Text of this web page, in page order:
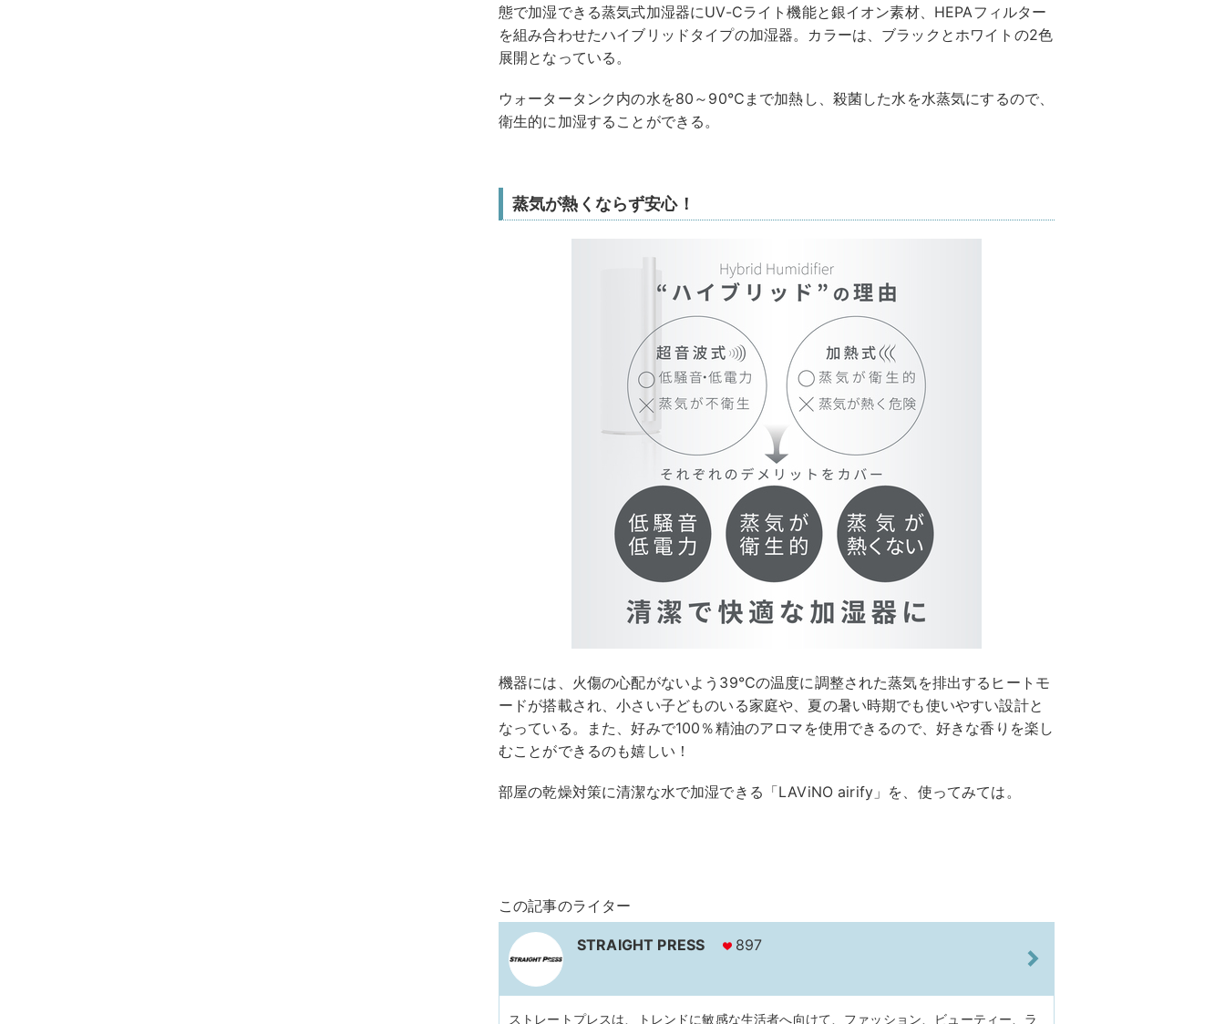
態で加湿できる蒸気式加湿器にUV-Cライト機能と銀イオン素材、HEPAフィルター
を組み合わせたハイブリッドタイプの加湿器。カラーは、ブラックとホワイトの2色
展開となっている。
ウォータータンク内の水を80～90℃まで加熱し、殺菌した水を水蒸気にするので、
衛生的に加湿することができる。
蒸気が熱くならず安心！
機器には、火傷の心配がないよう39℃の温度に調整された蒸気を排出するヒートモ
ードが搭載され、小さい子どものいる家庭や、夏の暑い時期でも使いやすい設計と
なっている。また、好みで100％精油のアロマを使用できるので、好きな香りを楽し
むことができるのも嬉しい！
部屋の乾燥対策に清潔な水で加湿できる「LAViNO airify」を、使ってみては。
この記事のライター
STRAIGHT PRESS 897
ストレートプレスは、トレンドに敏感な生活者へ向けて、ファッション、ビューティー、ラ